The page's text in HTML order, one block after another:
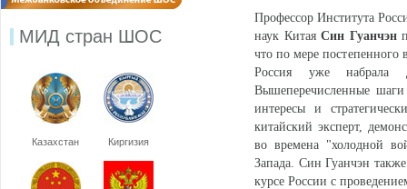
МИД стран ШОС
Казахстан Киргизия
Профессор Института
наук Китая Син Гуанчэн
что по мере постепенного
Россия уже набрала
Вышеперечисленные шаги
интересы и
китайский эксперт,
во времена "холодной
Запада. Син Гуанчэн
курсе России с